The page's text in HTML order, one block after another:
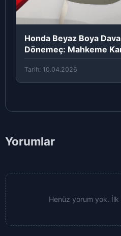
Honda Beyaz Boya
Dönemeç: Mahkeme
Tarih: 10.04.2026
Yorumlar
Henüz yorum yok. İlk